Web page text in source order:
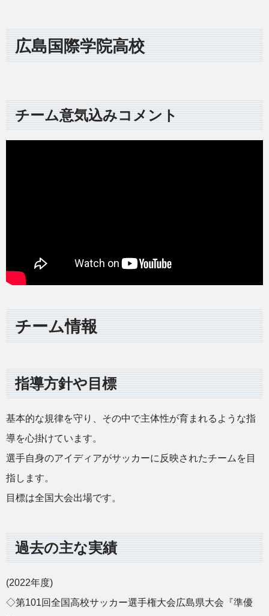
広島国際学院高校
チーム意気込みコメント
チーム情報
指導方針や目標
基本的な規律を守り、その中で主体性が育まれるような指
導を心掛けています。
選手自身のアイディアがサッカーに反映されたチームを目
指します。
目標は全国大会出場です。
過去の主な実績
(2022年度)
◇第101回全国高校サッカー選手権大会広島県大会『準優